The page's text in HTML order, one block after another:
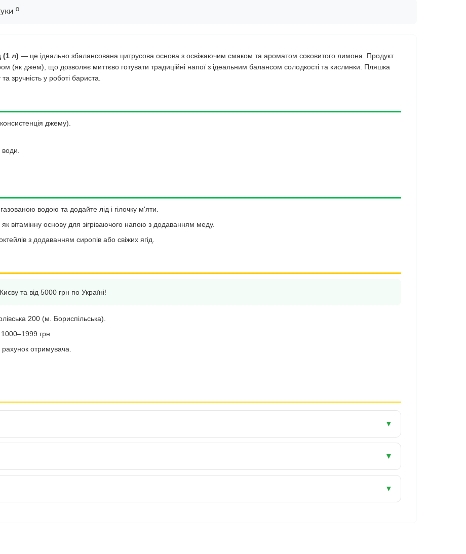
0
(1 л) — це ідеально збалансована цитрусова основа з освіжаючим смаком та ароматом соковитого лимона. Продукт
(як джем), що дозволяє миттєво готувати традиційні напої з ідеальним балансом солодкості та кислинки. Пляшка
зручність у роботі бариста.
джему).
водою та додайте лід і гілочку м'яти.
вітамінну основу для зігріваючого напою з додаванням меду.
з додаванням сиропів або свіжих ягід.
та від 5000 грн по Україні!
200 (м. Бориспільська).
грн.
отримувача.
▼
▼
▼